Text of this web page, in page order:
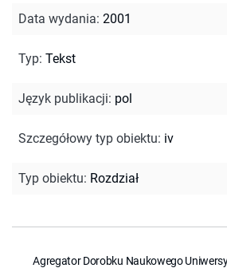
Data wydania: 2001
Typ: Tekst
Język publikacji: pol
Szczegółowy typ obiektu: iv
Typ obiektu: Rozdział
Agregator Dorobku Naukowego